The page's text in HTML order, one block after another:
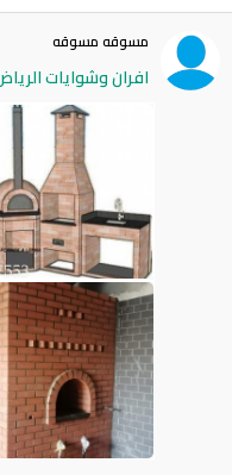
مسوقه مسوقه
افران وشوايات